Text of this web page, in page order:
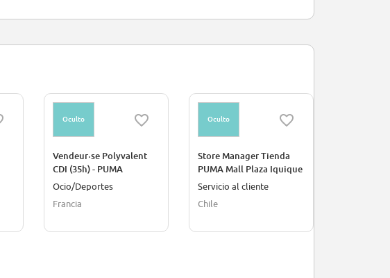
Oculto
Vendeur·se Polyvalent
CDI (35h) - PUMA
TALANGE
Ocio/Deportes
Francia
Oculto
Store Manager Tienda
PUMA Mall Plaza Iquique
Servicio al cliente
Chile